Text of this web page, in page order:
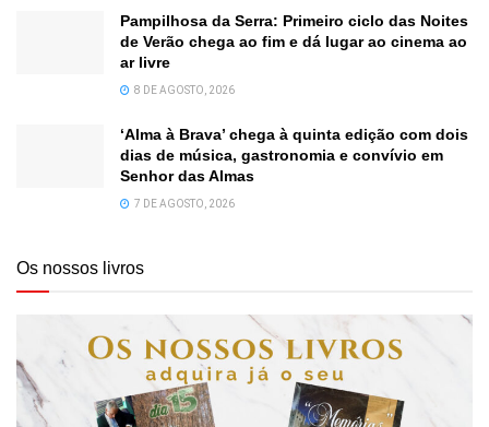
Pampilhosa da Serra: Primeiro ciclo das Noites
de Verão chega ao fim e dá lugar ao cinema ao
ar livre
8 DE AGOSTO, 2026
‘Alma à Brava’ chega à quinta edição com dois
dias de música, gastronomia e convívio em
Senhor das Almas
7 DE AGOSTO, 2026
Os nossos livros